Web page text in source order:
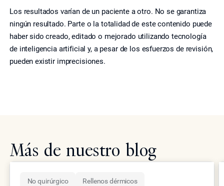
Los resultados varían de un paciente a otro. No se garantiza
ningún resultado. Parte o la totalidad de este contenido puede
haber sido creado, editado o mejorado utilizando tecnología
de inteligencia artificial y, a pesar de los esfuerzos de revisión,
pueden existir imprecisiones.
Más de nuestro blog
No quirúrgico Rellenos dérmicos